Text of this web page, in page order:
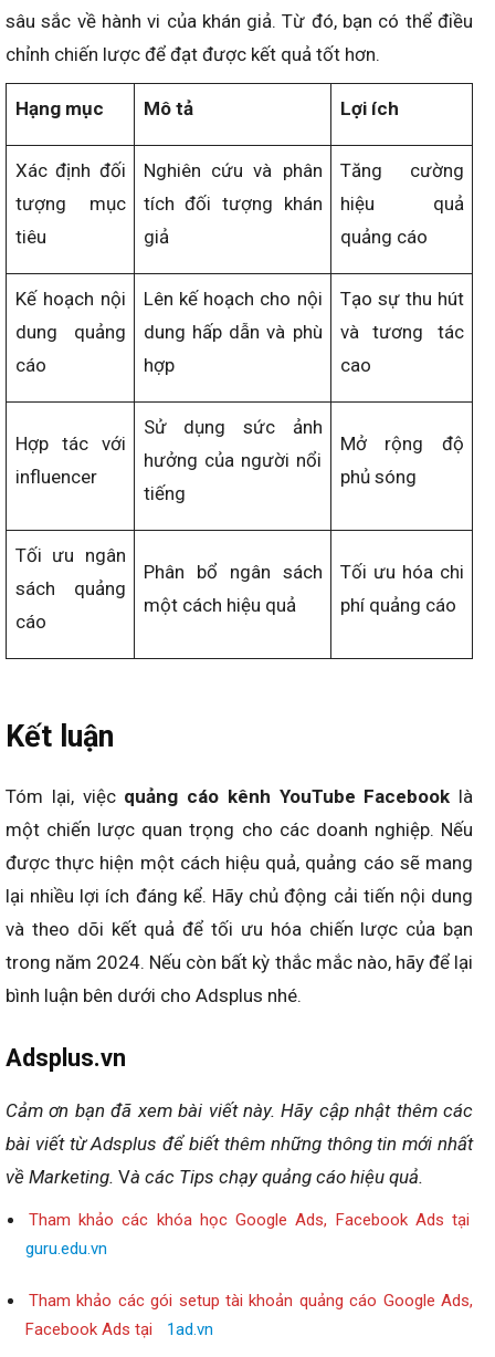
sâu sắc về hành vi của khán giả. Từ đó, bạn có thể điều
chỉnh chiến lược để đạt được kết quả tốt hơn.
Hạng mục Mô tả Lợi ích
Xác định đối
tượng mục
tiêu
Nghiên cứu và phân
tích đối tượng khán
giả
Tăng cường
hiệu quả
quảng cáo
Kế hoạch nội
dung quảng
cáo
Lên kế hoạch cho nội
dung hấp dẫn và phù
hợp
Tạo sự thu hút
và tương tác
cao
Hợp tác với
influencer
Sử dụng sức ảnh
hưởng của người nổi
tiếng
Mở rộng độ
phủ sóng
Tối ưu ngân
sách quảng
cáo
Phân bổ ngân sách
một cách hiệu quả
Tối ưu hóa chi
phí quảng cáo
Kết luận
Tóm lại, việc quảng cáo kênh YouTube Facebook là
một chiến lược quan trọng cho các doanh nghiệp. Nếu
được thực hiện một cách hiệu quả, quảng cáo sẽ mang
lại nhiều lợi ích đáng kể. Hãy chủ động cải tiến nội dung
và theo dõi kết quả để tối ưu hóa chiến lược của bạn
trong năm 2024. Nếu còn bất kỳ thắc mắc nào, hãy để lại
bình luận bên dưới cho Adsplus nhé.
Adsplus.vn
Cảm ơn bạn đã xem bài viết này. Hãy cập nhật thêm các
bài viết từ Adsplus để biết thêm những thông tin mới nhất
về Marketing. Và các Tips chạy quảng cáo hiệu quả.
Tham khảo các khóa học Google Ads, Facebook Ads tại
guru.edu.vn
Tham khảo các gói setup tài khoản quảng cáo Google Ads,
Facebook Ads tại
1ad.vn